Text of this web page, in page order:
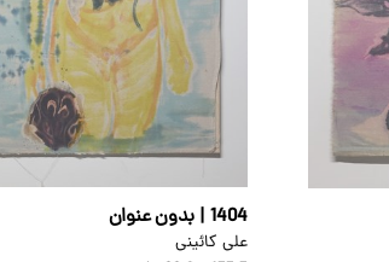
1404 | بدون عنوان
علی کائینی